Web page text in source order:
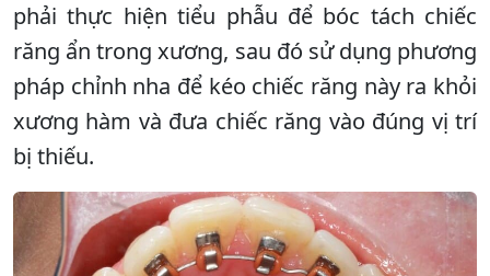
phải thực hiện tiểu phẫu để bóc tách chiếc
răng ẩn trong xương, sau đó sử dụng phương
pháp chỉnh nha để kéo chiếc răng này ra khỏi
xương hàm và đưa chiếc răng vào đúng vị trí
bị thiếu.